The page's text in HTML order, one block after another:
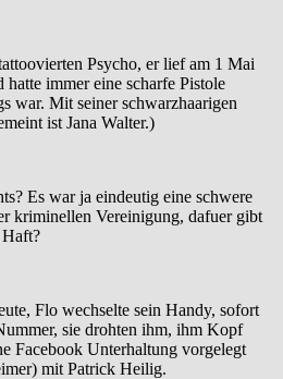
Psycho, er lief am 1 Mai
immer eine scharfe Pistole
war. Mit seiner schwarzhaarigen
ist Jana Walter.)
Es war ja eindeutig eine schwere
kriminellen Vereinigung, dafuer gibt
Haft?
Flo wechselte sein Handy, sofort
sie drohten ihm, ihm Kopf
Facebook Unterhaltung vorgelegt
mit Patrick Heilig.